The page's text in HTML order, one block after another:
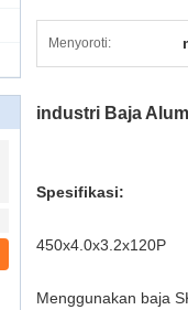
Menyoroti:
industri Baja
Spesifikasi:
450x4.0x3.2x120P
Menggunakan baja